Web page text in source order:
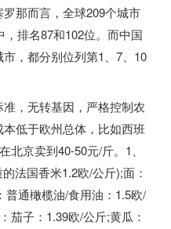
那而言，全球209个城市
排名87和102位。而中国
，都分别位列第1、7、10
，无转基因，严格控制农
低于欧州总体，比如西班
北京卖到40-50元/斤。1、
法国香米1.2欧/公斤);面：
普通橄榄油/食用油：1.5欧/
茄子：1.39欧/公斤;黄瓜：